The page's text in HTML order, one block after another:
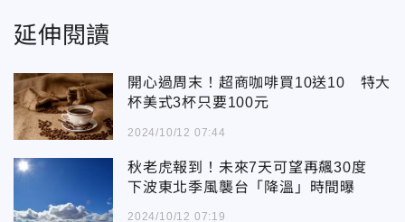
延伸閱讀
開心過周末！超商咖啡買10送10 特大
杯美式3杯只要100元
2024/10/12 07:44
秋老虎報到！未來7天可望再飆30度
下波東北季風襲台「降溫」時間曝
2024/10/12 07:19